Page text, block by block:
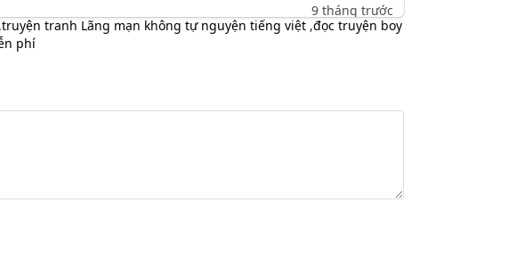
9 tháng trước
9 tháng trước
10 tháng trước
truyện tranh Lãng mạn không tự nguyện tiếng việt,đọc truyện boy
phí